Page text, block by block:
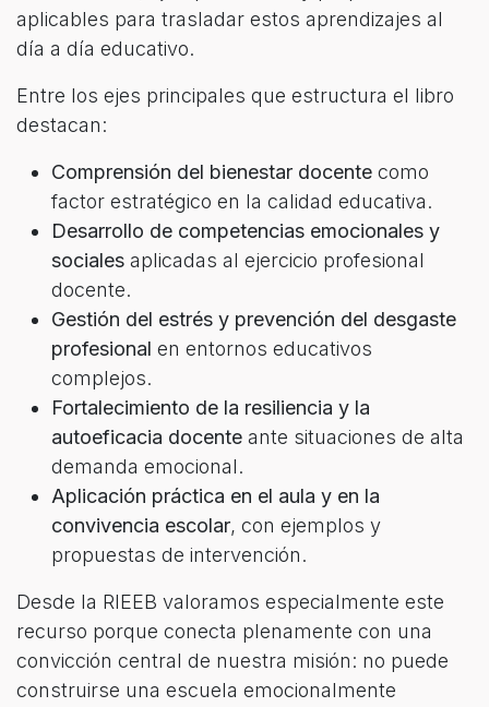
aplicables para trasladar estos aprendizajes al
día a día educativo.
Entre los ejes principales que estructura el libro
destacan:
Comprensión del bienestar docente como
factor estratégico en la calidad educativa.
Desarrollo de competencias emocionales y
sociales aplicadas al ejercicio profesional
docente.
Gestión del estrés y prevención del desgaste
profesional en entornos educativos
complejos.
Fortalecimiento de la resiliencia y la
autoeficacia docente ante situaciones de alta
demanda emocional.
Aplicación práctica en el aula y en la
convivencia escolar, con ejemplos y
propuestas de intervención.
Desde la RIEEB valoramos especialmente este
recurso porque conecta plenamente con una
convicción central de nuestra misión: no puede
construirse una escuela emocionalmente